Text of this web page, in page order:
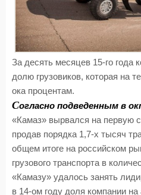
За десять месяцев 15-го года
долю грузовиков, которая на
ока процентам.
Согласно подведенным в
«Камаз» вырвался на первую
продав порядка 1,7-х тысяч
общем итоге на российском
грузового транспорта в
«Камазу» удалось занять
в 14-ом году доля компании